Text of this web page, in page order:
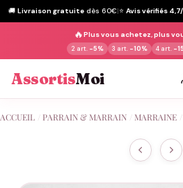
🚚 Livraison gratuite dès 60€|⭐ Avis vérifiés
🔥Plus vous achetez, plus
2 art. -5% 3 art. -10% 4 art. -
AssortisMoi
au
ACCUEIL PARRAIN & MARRAIN MARRAINE